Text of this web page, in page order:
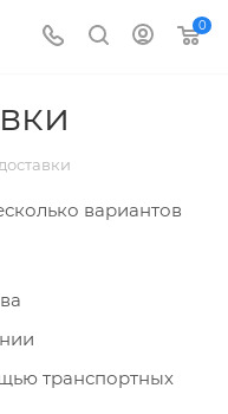
0
вариантов
транспортных